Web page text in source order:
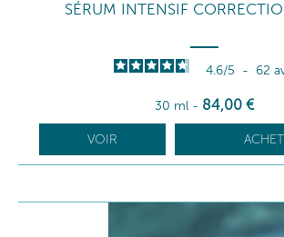
SÉRUM INTENSIF
4.6/5 - 62
30 ml - 84,00 €
VOIR